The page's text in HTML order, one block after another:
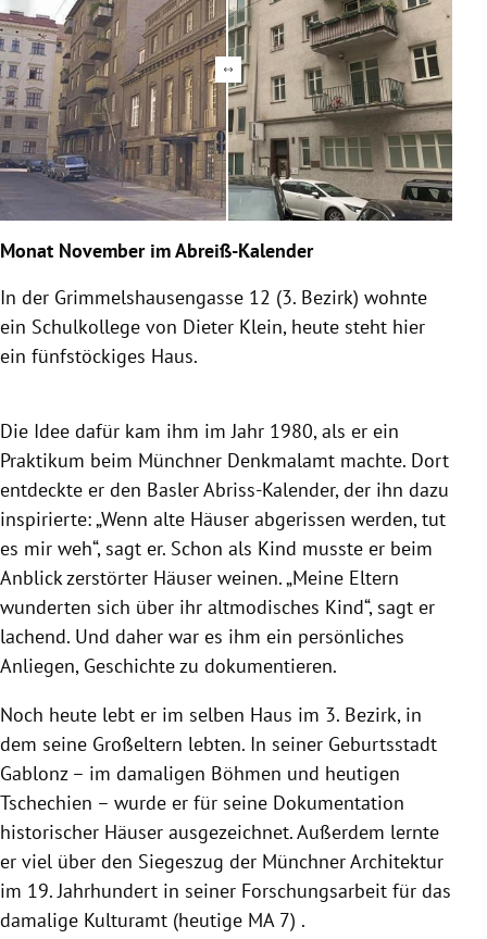
Monat November im Abreiß-Kalender
In der Grimmelshausengasse 12 (3. Bezirk) wohnte
ein Schulkollege von Dieter Klein, heute steht hier
ein fünfstöckiges Haus.
Die Idee dafür kam ihm im Jahr 1980, als er ein
Praktikum beim Münchner Denkmalamt machte. Dort
entdeckte er den Basler Abriss-Kalender, der ihn dazu
inspirierte: „Wenn alte Häuser abgerissen werden, tut
es mir weh“, sagt er. Schon als Kind musste er beim
Anblick zerstörter Häuser weinen. „Meine Eltern
wunderten sich über ihr altmodisches Kind“, sagt er
lachend. Und daher war es ihm ein persönliches
Anliegen, Geschichte zu dokumentieren.
Noch heute lebt er im selben Haus im 3. Bezirk, in
dem seine Großeltern lebten. In seiner Geburtsstadt
Gablonz – im damaligen Böhmen und heutigen
Tschechien – wurde er für seine Dokumentation
historischer Häuser ausgezeichnet. Außerdem lernte
er viel über den Siegeszug der Münchner Architektur
im 19. Jahrhundert in seiner Forschungsarbeit für das
damalige Kulturamt (heutige MA 7) .